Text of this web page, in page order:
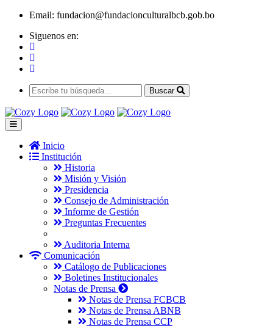
Email: fundacion@fundacionculturalbcb.gob.bo
Siguenos en:
Buscar
Inicio
Institución
Historia
Misión y Visión
Presidencia
Consejo de Administración
Informe de Gestión
Preguntas Frecuentes
Auditoria Interna
Comunicación
Catálogo de Publicaciones
Boletines Institucionales
Notas de Prensa
Notas de Prensa FCBCB
Notas de Prensa ABNB
Notas de Prensa CCP